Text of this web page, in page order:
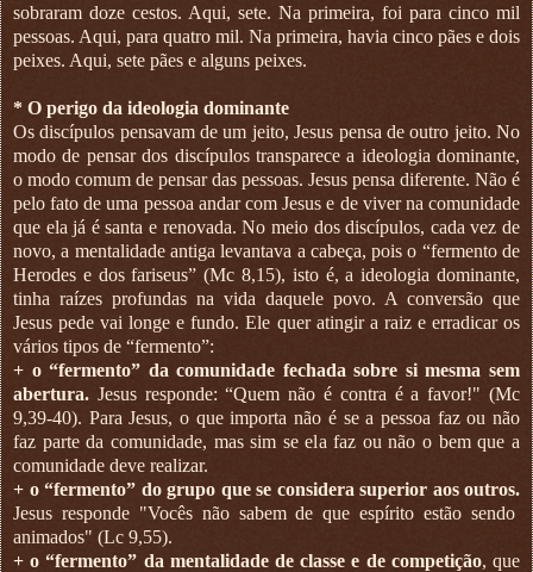
sobraram doze cestos. Aqui, sete. Na primeira, foi para cinco mil
pessoas. Aqui, para quatro mil. Na primeira, havia cinco pães e dois
peixes. Aqui, sete pães e alguns peixes.
* O perigo da ideologia dominante
Os discípulos pensavam de um jeito, Jesus pensa de outro jeito. No
modo de pensar dos discípulos transparece a ideologia dominante,
o modo comum de pensar das pessoas. Jesus pensa diferente. Não é
pelo fato de uma pessoa andar com Jesus e de viver na comunidade
que ela já é santa e renovada. No meio dos discípulos, cada vez de
novo, a mentalidade antiga levantava a cabeça, pois o “fermento de
Herodes e dos fariseus” (Mc 8,15), isto é, a ideologia dominante,
tinha raízes profundas na vida daquele povo. A conversão que
Jesus pede vai longe e fundo. Ele quer atingir a raiz e erradicar os
vários tipos de “fermento”:
+ o “fermento” da comunidade fechada sobre si mesma sem
abertura. Jesus responde: “Quem não é contra é a favor!" (Mc
9,39-40). Para Jesus, o que importa não é se a pessoa faz ou não
faz parte da comunidade, mas sim se ela faz ou não o bem que a
comunidade deve realizar.
+ o “fermento” do grupo que se considera superior aos outros.
Jesus responde "Vocês não sabem de que espírito estão sendo
animados" (Lc 9,55).
+ o “fermento” da mentalidade de classe e de competição, que